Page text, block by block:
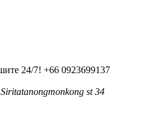
24/7! +66 0923699137
st 34